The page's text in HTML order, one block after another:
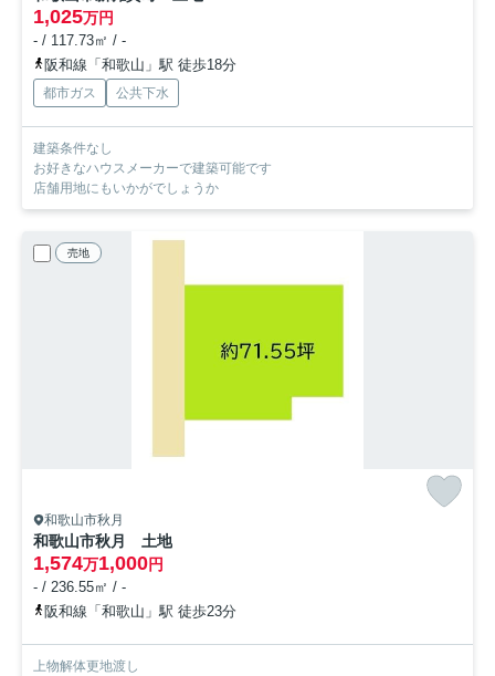
1,025万円
- / 117.73㎡ / -
阪和線「和歌山」駅 徒歩18分
都市ガス 公共下水
建築条件なし
お好きなハウスメーカーで建築可能です
店舗用地にもいかがでしょうか
売地
和歌山市秋月
和歌山市秋月 土地
1,574万1,000円
- / 236.55㎡ / -
阪和線「和歌山」駅 徒歩23分
上物解体更地渡し